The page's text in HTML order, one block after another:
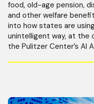
food, old-age pension,
and other welfare
into how states are
unintelligent way, at
the Pulitzer Center’s AI